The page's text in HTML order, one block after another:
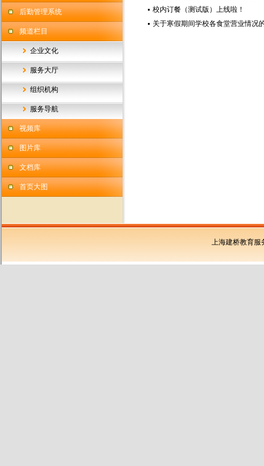
后勤管理系统
频道栏目
企业文化
服务大厅
组织机构
服务导航
视频库
图片库
文档库
首页大图
校内订餐（测试版）上线啦！
关于寒假期间学校各食堂营业情况
上海建桥教育服